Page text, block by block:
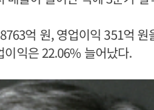
억 원, 영업이익 351억
익은 22.06% 늘어났다.